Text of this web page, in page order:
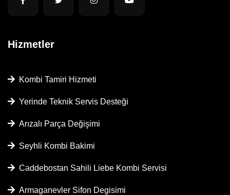
Hizmetler
Kombi Tamiri Hizmeti
Yerinde Teknik Servis Desteği
Arızalı Parça Değişimi
Seyhli Kombi Bakimi
Caddebostan Sahili Liebe Kombi Servisi
Armaganevler Sifon Degisimi